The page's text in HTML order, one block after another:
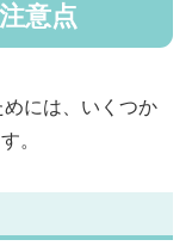
意点
には、いくつか
。